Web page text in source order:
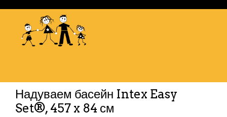
Надуваем басейн Intex Easy
Set®, 457 x 84 см